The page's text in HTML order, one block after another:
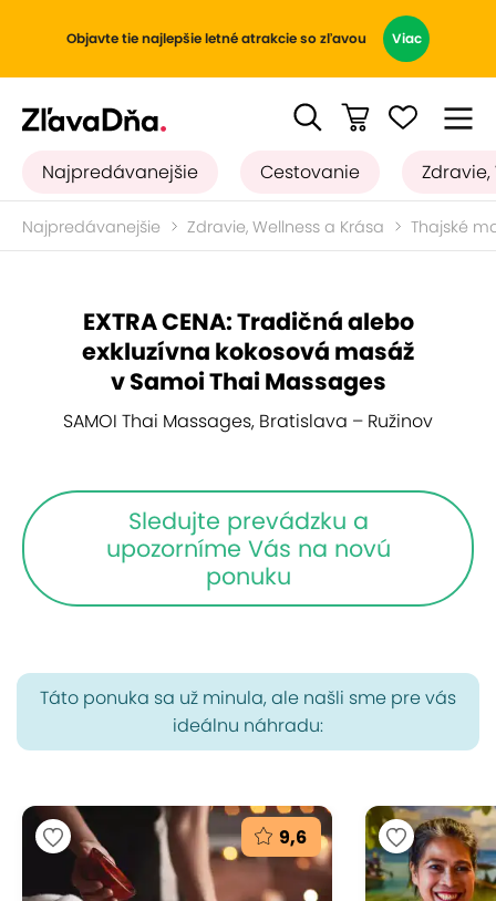
Objavte tie najlepšie letné atrakcie so zľavou Viac
Najpredávanejšie Cestovanie Zdravie,
Najpredávanejšie Zdravie, Wellness a Krása Thajské
EXTRA CENA: Tradičná alebo
exkluzívna kokosová masáž
v Samoi Thai Massages
SAMOI Thai Massages, Bratislava – Ružinov
Sledujte prevádzku a
upozorníme Vás na novú
ponuku
Táto ponuka sa už minula, ale našli sme pre vás
ideálnu náhradu:
9,6